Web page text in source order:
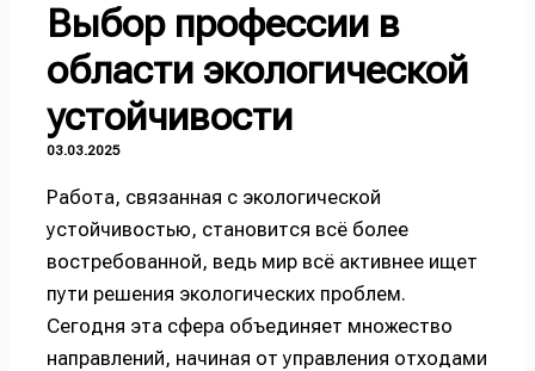
Выбор профессии в
области экологической
устойчивости
03.03.2025
Работа, связанная с экологической
устойчивостью, становится всё более
востребованной, ведь мир всё активнее ищет
пути решения экологических проблем.
Сегодня эта сфера объединяет множество
направлений, начиная от управления отходами